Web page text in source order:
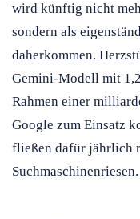
wird künftig nicht
sondern als
daherkommen.
Gemini-Modell mit
Rahmen einer
Google zum Einsatz
fließen dafür jährlich
Suchmaschinenriesen.